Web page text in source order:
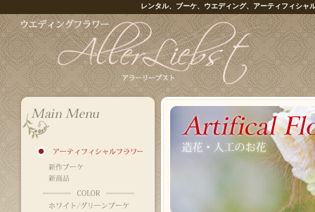
レンタル、ブーケ、ウエディング、アーティフィシャ